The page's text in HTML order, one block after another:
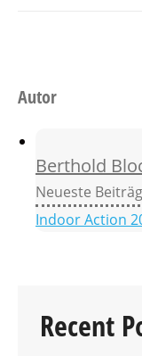
Autor
Berthold
Neueste
Indoor Action
Recent